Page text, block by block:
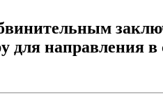
для направления в